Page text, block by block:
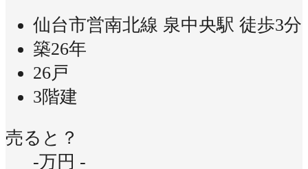
仙台市営南北線 泉中央駅 徒歩3分
築26年
26戸
3階建
売ると？
-万円 -